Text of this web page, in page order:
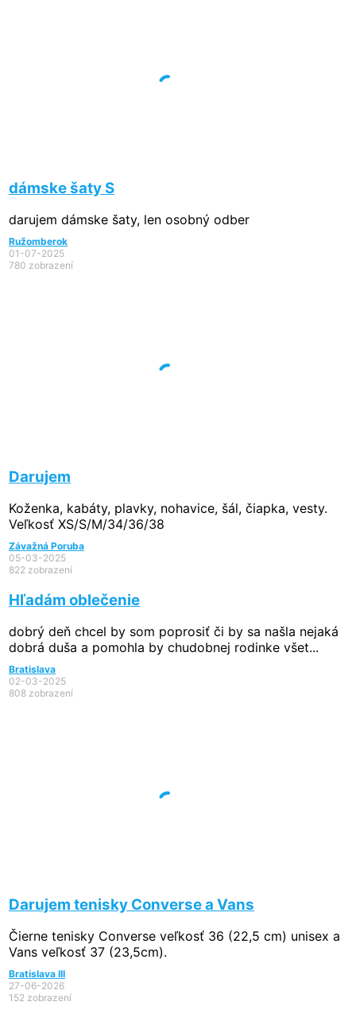
dámske šaty S
darujem dámske šaty, len osobný odber
Ružomberok
01-07-2025
780 zobrazení
Darujem
Koženka, kabáty, plavky, nohavice, šál, čiapka, vesty.
Veľkosť XS/S/M/34/36/38
Závažná Poruba
05-03-2025
822 zobrazení
Hľadám oblečenie
dobrý deň chcel by som poprosiť či by sa našla nejaká
dobrá duša a pomohla by chudobnej rodinke všet...
Bratislava
02-03-2025
808 zobrazení
Darujem tenisky Converse a Vans
Čierne tenisky Converse veľkosť 36 (22,5 cm) unisex a
Vans veľkosť 37 (23,5cm).
Bratislava III
27-06-2026
152 zobrazení